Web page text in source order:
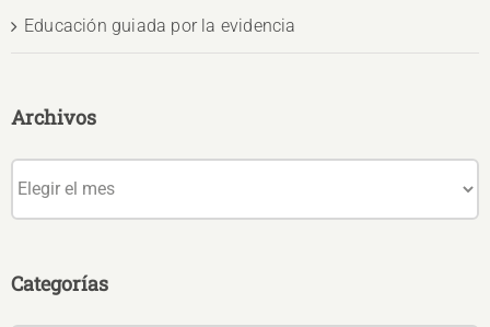
Educación guiada por la evidencia
Archivos
Categorías